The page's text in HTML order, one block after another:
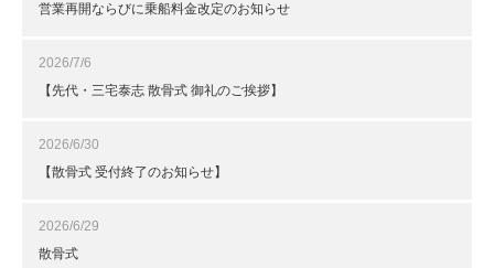
営業再開ならびに乗船料金改定のお知らせ
2026/7/6
【先代・三宅泰志 散骨式 御礼のご挨拶】
2026/6/30
【散骨式 受付終了のお知らせ】
2026/6/29
散骨式